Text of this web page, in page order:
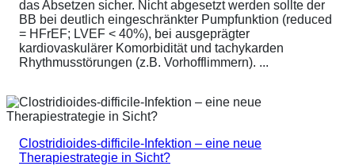
das Absetzen sicher. Nicht abgesetzt werden sollte der
BB bei deutlich eingeschränkter Pumpfunktion (reduced
= HFrEF; LVEF < 40%), bei ausgeprägter
kardiovaskulärer Komorbidität und tachykarden
Rhythmusstörungen (z.B. Vorhofflimmern). ...
Clostridioides-difficile-Infektion – eine neue
Therapiestrategie in Sicht?